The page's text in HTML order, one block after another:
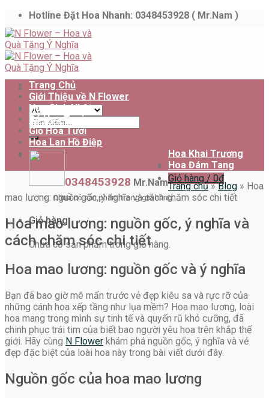
Skip
to
content
Hotline Đặt Hoa Nhanh: 0348453928 ( Mr.Nam )
Tìm
kiếm:
0348453928 Mr.NamGiỏ hàng / 0₫
Chưa có sản phẩm trong giỏ hàng.
Giỏ hàng
Chưa có sản phẩm trong giỏ hàng.
Trang Chủ
Giới Thiệu về N Flower
Hoa Sinh Nhật
Bó Hoa Tươi
Giỏ Hoa Tươi
Hoa Lan Hồ Điệp
Hoa Khai Trương
Hoa Đám Tang
Trang chủ»Blog » Hoa
mao lương: nguồn gốc, ý nghĩa và cách chăm sóc chi tiết
Hoa mao lương: nguồn gốc, ý nghĩa và
cách chăm sóc chi tiết
Hoa mao lương: nguồn gốc và ý nghĩa
Bạn đã bao giờ mê mẩn trước vẻ đẹp kiêu sa và rực rỡ của
những cánh hoa xếp tầng như lụa mềm? Hoa mao lương, loài
hoa mang trong mình sự tinh tế và quyến rũ khó cưỡng, đã
chinh phục trái tim của biết bao người yêu hoa trên khắp thế
giới. Hãy cùng N Flower khám phá nguồn gốc, ý nghĩa và vẻ
đẹp đặc biệt của loài hoa này trong bài viết dưới đây.
Nguồn gốc của hoa mao lương